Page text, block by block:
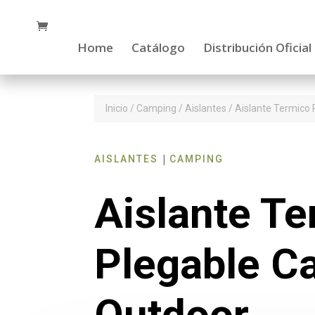
Home Catálogo Distribución Oficial
Inicio / Camping / Aislantes / Aislante Termico
AISLANTES | CAMPING
Aislante
Plegable